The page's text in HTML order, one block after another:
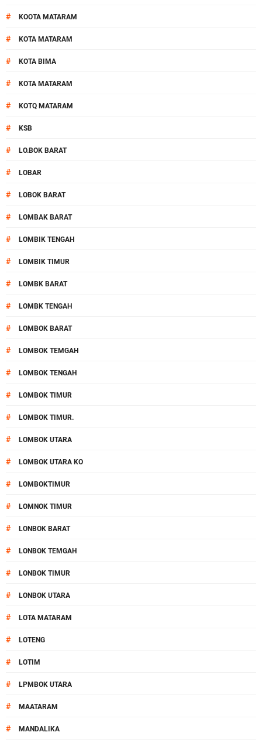
# KOOTA MATARAM
# KOTA MATARAM
# KOTA BIMA
# KOTA MATARAM
# KOTQ MATARAM
# KSB
# LO.BOK BARAT
# LOBAR
# LOBOK BARAT
# LOMBAK BARAT
# LOMBIK TENGAH
# LOMBIK TIMUR
# LOMBK BARAT
# LOMBK TENGAH
# LOMBOK BARAT
# LOMBOK TEMGAH
# LOMBOK TENGAH
# LOMBOK TIMUR
# LOMBOK TIMUR.
# LOMBOK UTARA
# LOMBOK UTARA KO
# LOMBOKTIMUR
# LOMNOK TIMUR
# LONBOK BARAT
# LONBOK TEMGAH
# LONBOK TIMUR
# LONBOK UTARA
# LOTA MATARAM
# LOTENG
# LOTIM
# LPMBOK UTARA
# MAATARAM
# MANDALIKA